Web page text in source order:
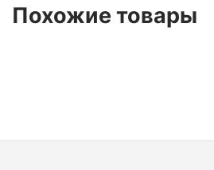
Похожие товары